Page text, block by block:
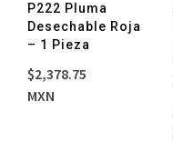
P222 Pluma
Desechable Roja
– 1 Pieza
$2,378.75
MXN